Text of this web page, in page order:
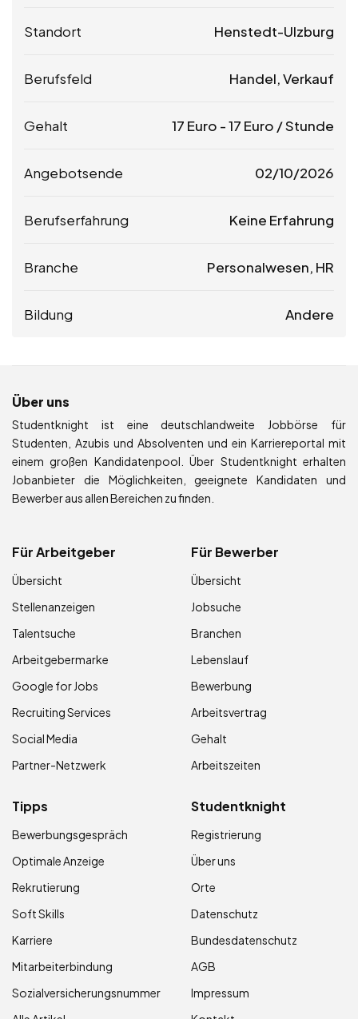
Standort Henstedt-Ulzburg
Berufsfeld Handel, Verkauf
Gehalt 17 Euro -17 Euro / Stunde
Angebotsende 02/10/2026
Berufserfahrung Keine Erfahrung
Branche Personalwesen, HR
Bildung Andere
Über uns
Studentknight ist eine deutschlandweite Jobbörse für
Studenten, Azubis und Absolventen und ein Karriereportal mit
einem großen Kandidatenpool. Über Studentknight erhalten
Jobanbieter die Möglichkeiten, geeignete Kandidaten und
Bewerber aus allen Bereichen zu finden.
Für Arbeitgeber
Übersicht
Stellenanzeigen
Talentsuche
Arbeitgebermarke
Google for Jobs
Recruiting Services
Social Media
Partner-Netzwerk
Für Bewerber
Übersicht
Jobsuche
Branchen
Lebenslauf
Bewerbung
Arbeitsvertrag
Gehalt
Arbeitszeiten
Tipps
Bewerbungsgespräch
Optimale Anzeige
Rekrutierung
Soft Skills
Karriere
Mitarbeiterbindung
Sozialversicherungsnummer
Studentknight
Registrierung
Über uns
Orte
Datenschutz
Bundesdatenschutz
AGB
Impressum